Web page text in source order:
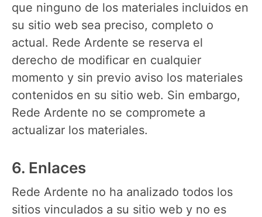
que ninguno de los materiales incluidos en
su sitio web sea preciso, completo o
actual. Rede Ardente se reserva el
derecho de modificar en cualquier
momento y sin previo aviso los materiales
contenidos en su sitio web. Sin embargo,
Rede Ardente no se compromete a
actualizar los materiales.
6. Enlaces
Rede Ardente no ha analizado todos los
sitios vinculados a su sitio web y no es